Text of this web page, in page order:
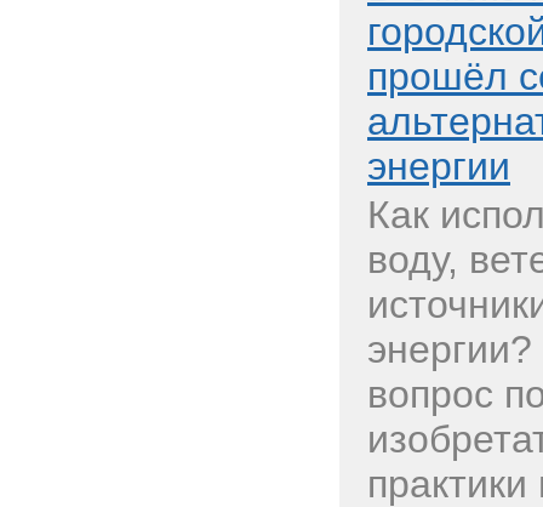
прошёл
энергии
Как
воду,
вопрос